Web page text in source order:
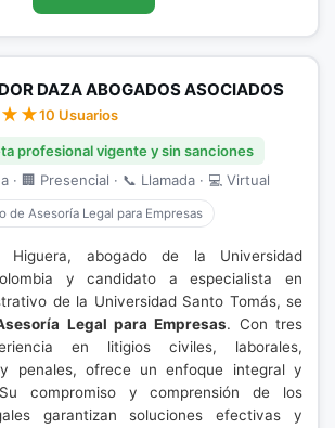
DAZA ABOGADOS ASOCIADOS
10 Usuarios
profesional vigente y sin sanciones
· 🏢 Presencial · 📞 Llamada · 💻 Virtual
de Asesoría Legal para Empresas
Higuera, abogado de la Universidad
y candidato a especialista en
de la Universidad Santo Tomás, se
Legal para Empresas. Con tres
en litigios civiles, laborales,
penales, ofrece un enfoque integral y
Su compromiso y comprensión de los
garantizan soluciones efectivas y